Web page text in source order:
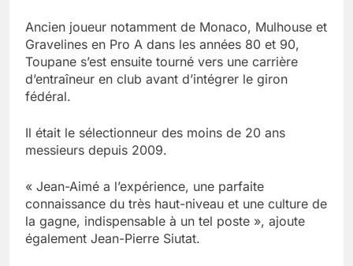
Ancien joueur notamment de Monaco, Mulhouse et
Gravelines en Pro A dans les années 80 et 90,
Toupane s’est ensuite tourné vers une carrière
d’entraîneur en club avant d’intégrer le giron
fédéral.
Il était le sélectionneur des moins de 20 ans
messieurs depuis 2009.
« Jean-Aimé a l’expérience, une parfaite
connaissance du très haut-niveau et une culture de
la gagne, indispensable à un tel poste », ajoute
également Jean-Pierre Siutat.